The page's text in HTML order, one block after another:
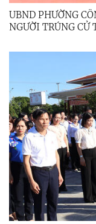
UBND PHƯỜNG
NGƯỜI TRÚNG CỬ